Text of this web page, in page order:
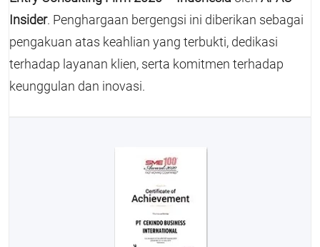
Insider. Penghargaan bergengsi ini diberikan sebagai
pengakuan atas keahlian yang terbukti, dedikasi
terhadap layanan klien, serta komitmen terhadap
keunggulan dan inovasi.